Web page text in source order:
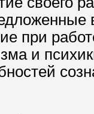
при
и